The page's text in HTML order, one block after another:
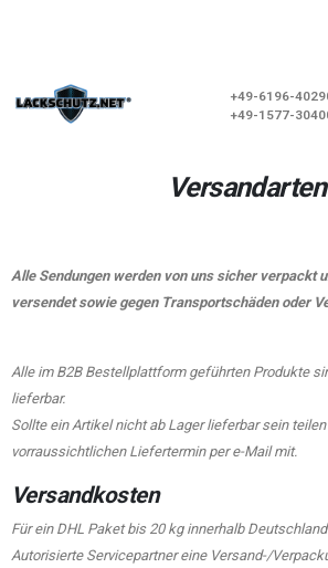
+49-6196-
+49-1577-
Versandarten
Alle Sendungen werden von uns sicher verpackt
versendet sowie gegen Transportschäden oder
Alle im B2B Bestellplattform geführten Produkte
lieferbar.
Sollte ein Artikel nicht ab Lager lieferbar sein
vorraussichtlichen Liefertermin per e-Mail mit.
Versandkosten
Für ein DHL Paket bis 20 kg innerhalb
Autorisierte Servicepartner eine Versand-/